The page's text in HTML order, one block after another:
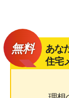
無料 あな
住宅